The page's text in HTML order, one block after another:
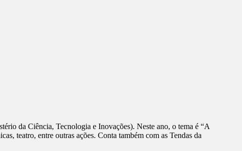
da Ciência, Tecnologia e Inovações). Neste ano, o tema é “A
teatro, entre outras ações. Conta também com as Tendas da